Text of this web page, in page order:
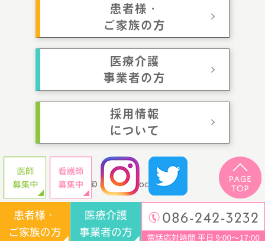
患者様・
ご家族の方
医療介護
事業者の方
採用情報
について
© momotaroclinic.jp